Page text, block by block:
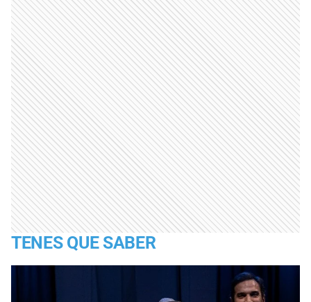
TENES QUE SABER